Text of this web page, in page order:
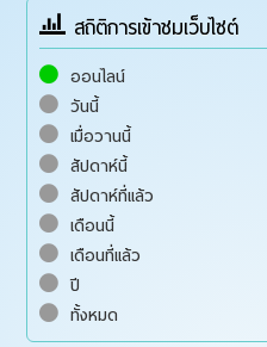
สถิติการเข้าชมเว็บไซต์
ออนไลน์
วันนี้
เมื่อวานนี้
สัปดาห์นี้
สัปดาห์ที่แล้ว
เดือนนี้
เดือนที่แล้ว
ปี
ทั้งหมด